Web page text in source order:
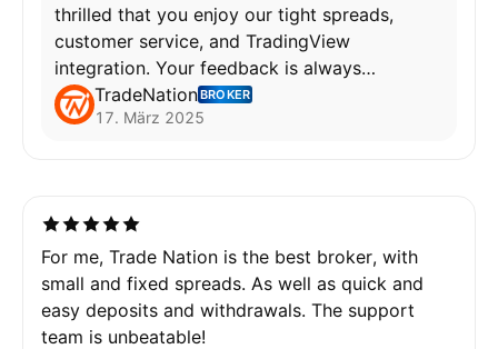
thrilled that you enjoy our tight spreads,
customer service, and TradingView
integration. Your feedback is always
welcome, and we’re here to support you
anytime!
TradeNationBROKER
17. März 2025
For me, Trade Nation is the best broker, with
small and fixed spreads. As well as quick and
easy deposits and withdrawals. The support
team is unbeatable!